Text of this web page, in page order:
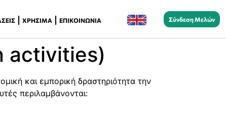
ΧΡΉΣΙΜΑ ΕΠΙΚΟΙΝΩΝΊΑ Σύνδεση Μελών
activities)
και εμπορική δραστηριότητα την
περιλαμβάνονται: